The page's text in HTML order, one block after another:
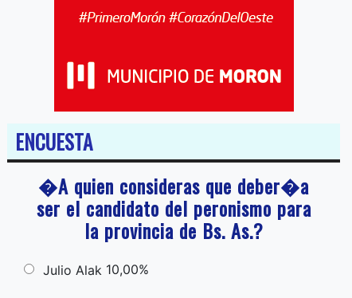
ENCUESTA
�A quien consideras que deber�a
ser el candidato del peronismo para
la provincia de Bs. As.?
Julio Alak 10,00%